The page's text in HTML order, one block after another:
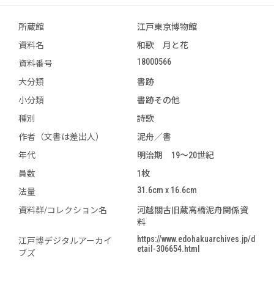
所蔵館
江戸東京博物館
資料名
和歌 月と花
資料番号
18000566
大分類
書跡
小分類
書跡その他
種別
詩歌
作者（文書は差出人）
泥舟／書
年代
明治期 19～20世紀
員数
1枚
法量
31.6cm x 16.6cm
資料群/コレクション名
河越關古旧蔵高橋泥舟関係資
料
江戸博デジタルアーカイ
ブズ
https://www.edohakuarchives.jp/d
etail-306654.html